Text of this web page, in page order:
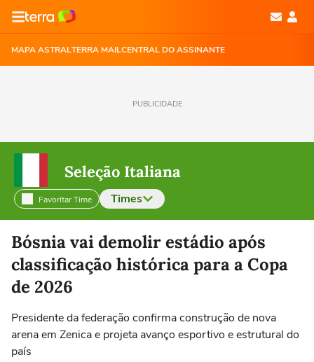
MAPA ASTRALTERRA MAILCENTRAL DO ASSINANTE
PUBLICIDADE
Seleção Italiana
Favoritar Time Times
Selecione o time para ver as notícias
Bósnia vai demolir estádio após
classificação histórica para a Copa
de 2026
Presidente da federação confirma construção de nova
arena em Zenica e projeta avanço esportivo e estrutural do
país